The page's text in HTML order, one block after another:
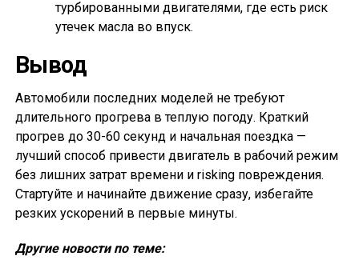
турбированными двигателями, где есть риск
утечек масла во впуск.
Вывод
Автомобили последних моделей не требуют
длительного прогрева в теплую погоду. Краткий
прогрев до 30-60 секунд и начальная поездка —
лучший способ привести двигатель в рабочий режим
без лишних затрат времени и risking повреждения.
Стартуйте и начинайте движение сразу, избегайте
резких ускорений в первые минуты.
Другие новости по теме: